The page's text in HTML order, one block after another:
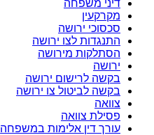
דיני משפחה
מקרקעין
סכסוכי ירושה
התנגדות לצו ירושה
הסתלקות מירושה
ירושה
בקשה לרישום ירושה
בקשה לביטול צו ירושה
צוואה
פסילת צוואה
עורך דין אלימות במשפחה